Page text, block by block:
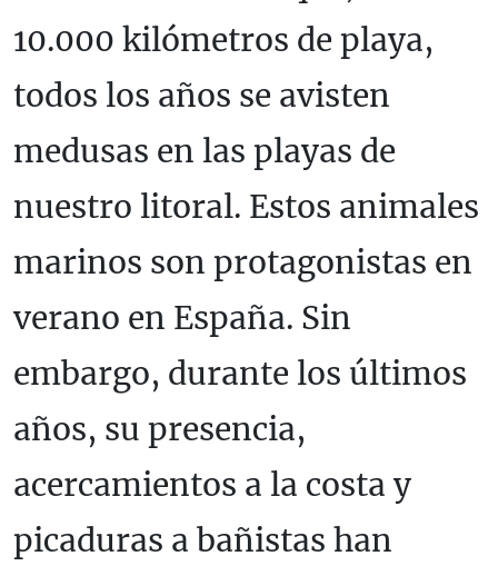
10.000 kilómetros de playa,
todos los años se avisten
medusas en las playas de
nuestro litoral. Estos animales
marinos son protagonistas en
verano en España. Sin
embargo, durante los últimos
años, su presencia,
acercamientos a la costa y
picaduras a bañistas han